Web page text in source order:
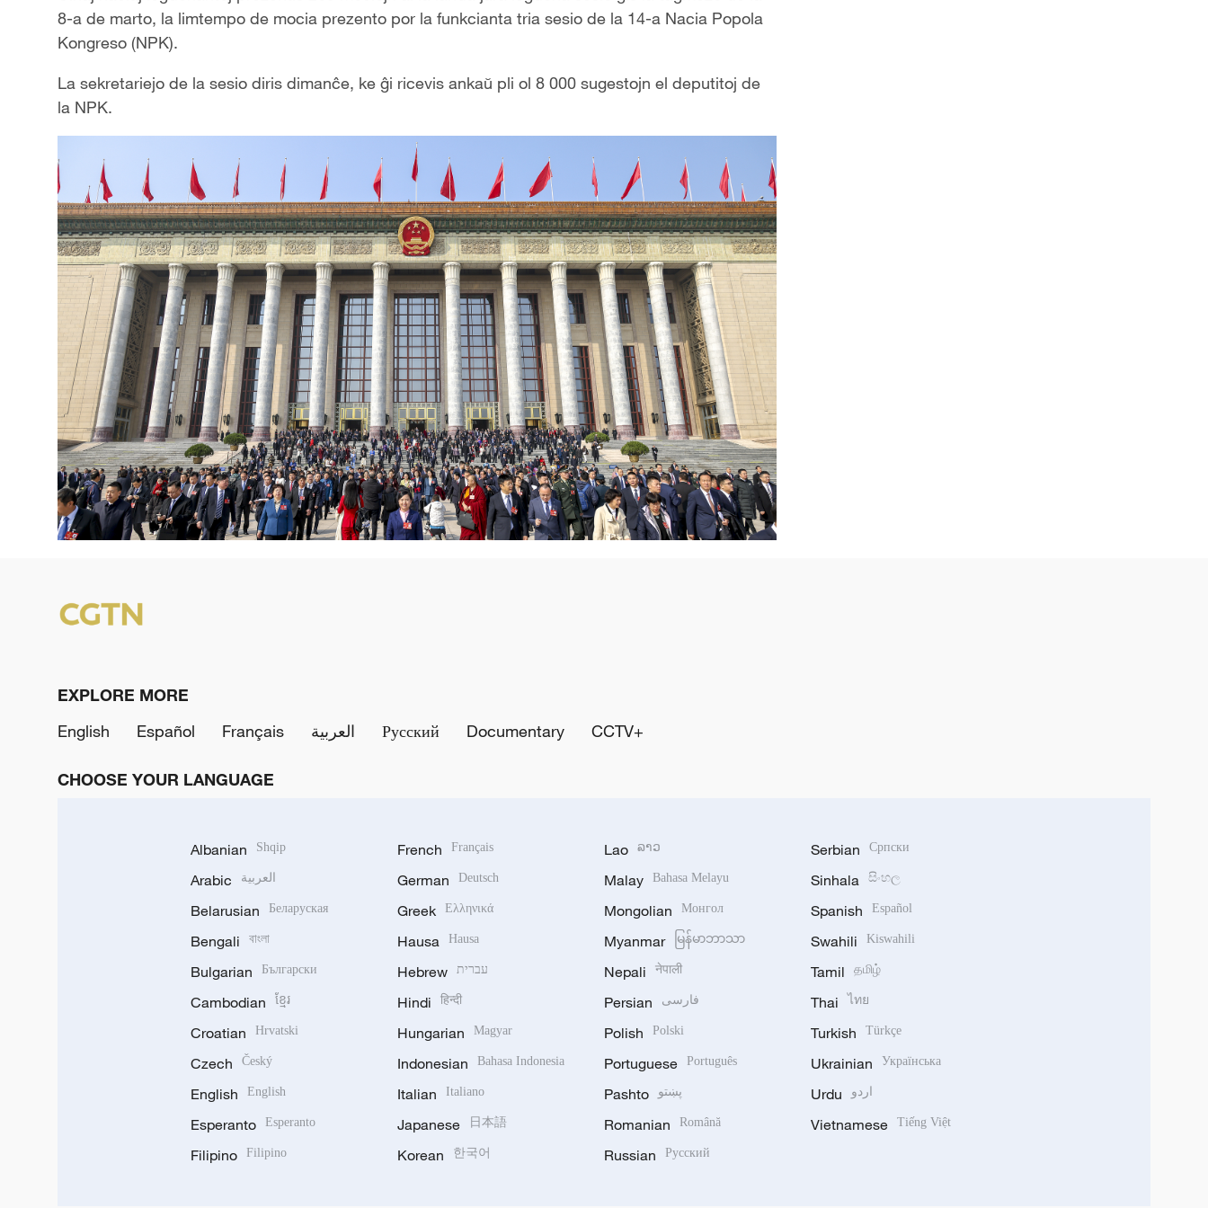
8-a de marto, la limtempo de mocia prezento por la funkcianta tria sesio de la 14-a Nacia Popola
Kongreso (NPK).
La sekretariejo de la sesio diris dimanĉe, ke ĝi ricevis ankaŭ pli ol 8 000 sugestojn el deputitoj de
la NPK.
EXPLORE MORE
English
Español Français العربية Русский Documentary CCTV+
CHOOSE YOUR LANGUAGE
Albanian Shqip
Arabic العربية
Belarusian Беларуская
Bengali বাংলা
Bulgarian Български
Cambodian ខ្មែរ
Croatian Hrvatski
Czech Český
English English
Esperanto Esperanto
Filipino Filipino
French Français
German Deutsch
Greek Ελληνικά
Hausa Hausa
Hebrew עברית
Hindi हिन्दी
Hungarian Magyar
Indonesian Bahasa Indonesia
Italian Italiano
Japanese 日本語
Korean 한국어
Lao ລາວ
Malay Bahasa Melayu
Mongolian Монгол
Myanmar မြန်မာဘာသာ
Nepali नेपाली
Persian فارسی
Polish Polski
Portuguese Português
Pashto پښتو
Romanian Română
Russian Русский
Serbian Српски
Sinhala සිංහල
Spanish Español
Swahili Kiswahili
Tamil தமிழ்
Thai ไทย
Turkish Türkçe
Ukrainian Українська
Urdu اردو
Vietnamese Tiếng Việt